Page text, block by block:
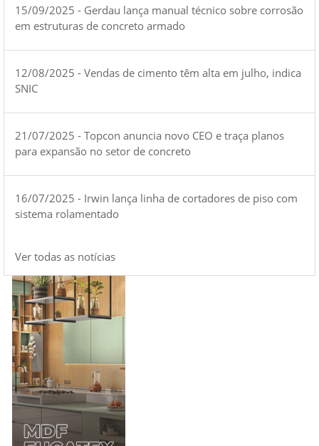
15/09/2025 - Gerdau lança manual técnico sobre corrosão
em estruturas de concreto armado
12/08/2025 - Vendas de cimento têm alta em julho, indica
SNIC
21/07/2025 - Topcon anuncia novo CEO e traça planos
para expansão no setor de concreto
16/07/2025 - Irwin lança linha de cortadores de piso com
sistema rolamentado
Ver todas as notícias